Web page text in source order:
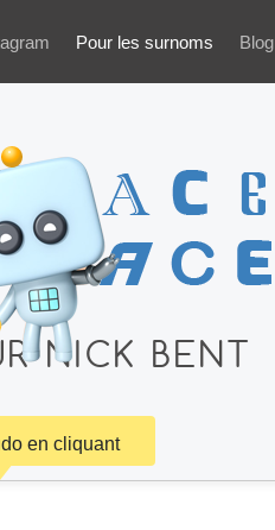
Pour les surnoms Blog
NICK BENT
en cliquant